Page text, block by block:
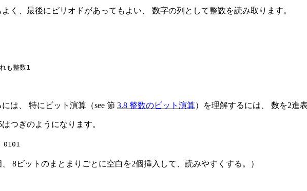
く、最後にピリオドがあってもよい、 数字の列として整数を読み取ります。
整数1
は、 特にビット演算（see 節 3.8 整数のビット演算）を理解するには、 数を2進
つぎのようになります。
8ビットのまとまりごとに空白を2個挿入して、読みやすくする。）